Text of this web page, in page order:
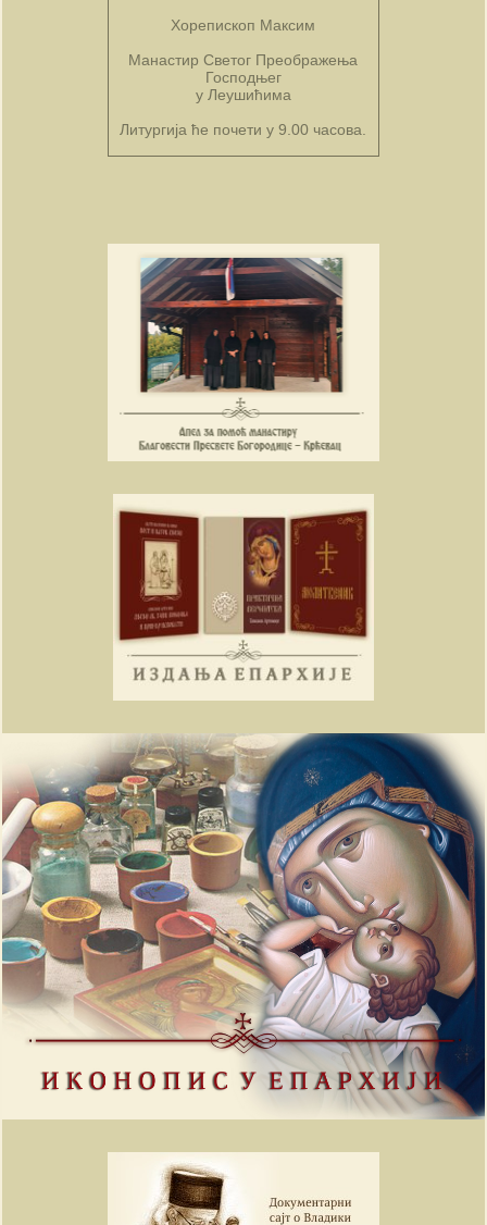
Хорепископ Максим
Манастир Светог Преображења
Господњег
у Леушићима
Литургија ће почети у 9.00 часова.